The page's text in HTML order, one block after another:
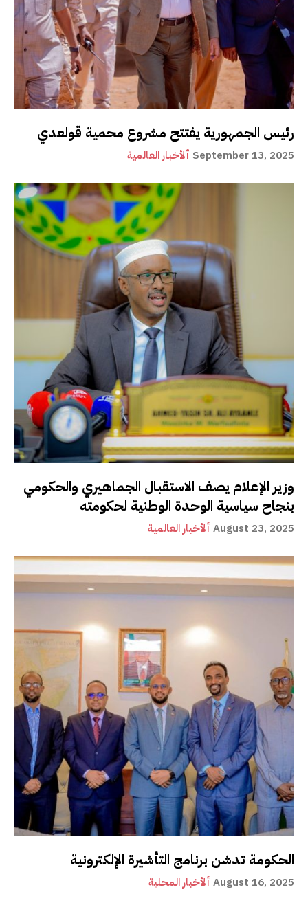
رئيس الجمهورية يفتتح مشروع محمية قولعدي
ألأخبار العالمية September 13, 2025
وزير الإعلام يصف الاستقبال الجماهيري والحكومي
بنجاح سياسية الوحدة الوطنية لحكومته
ألأخبار العالمية August 23, 2025
الحكومة تدشن برنامج التأشيرة الإلكترونية
ألأخبار المحلية August 16, 2025